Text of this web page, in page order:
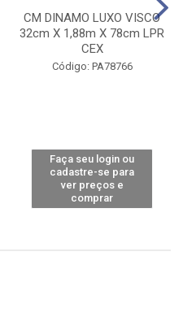
CM DINAMO LUXO VISCO
32cm X 1,88m X 78cm LPR
CEX
Código: PA78766
Faça seu login ou
cadastre-se para
ver preços e
comprar